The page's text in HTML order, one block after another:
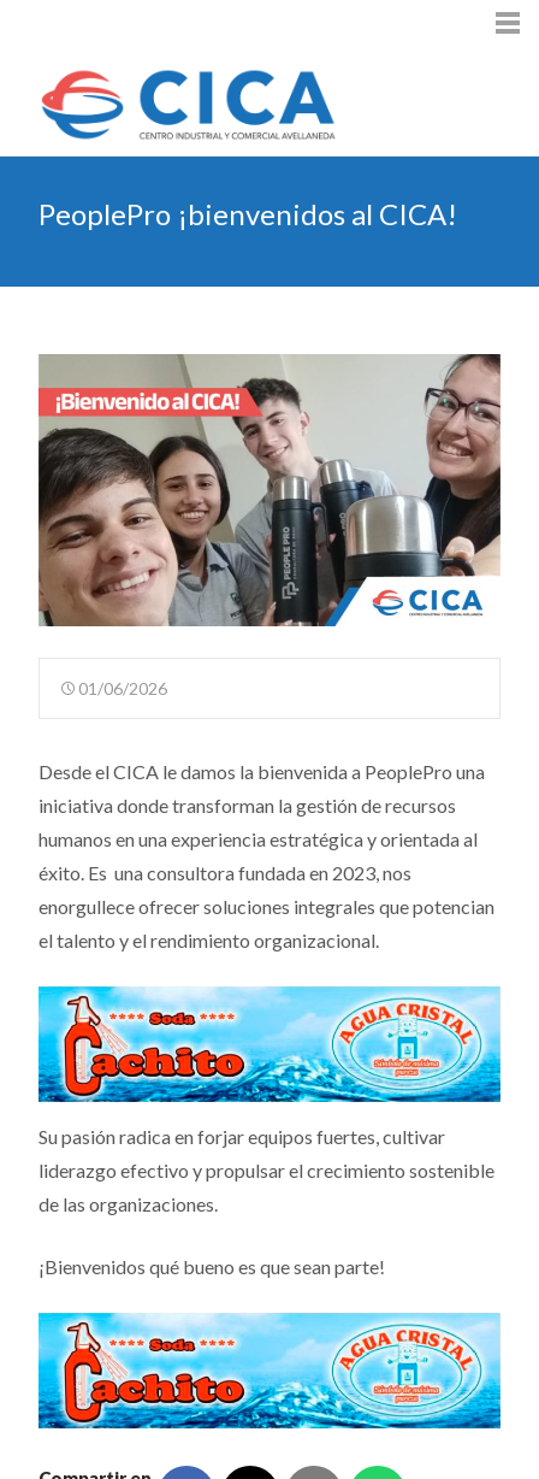
PeoplePro ¡bienvenidos al CICA!
01/06/2026
Desde el CICA le damos la bienvenida a PeoplePro una
iniciativa donde transforman la gestión de recursos
humanos en una experiencia estratégica y orientada al
éxito. Es una consultora fundada en 2023, nos
enorgullece ofrecer soluciones integrales que potencian
el talento y el rendimiento organizacional.
Su pasión radica en forjar equipos fuertes, cultivar
liderazgo efectivo y propulsar el crecimiento sostenible
de las organizaciones.
¡Bienvenidos qué bueno es que sean parte!